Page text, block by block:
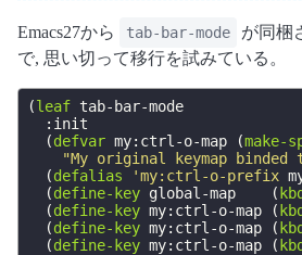
Emacs27から tab-bar-mode
が同梱
で, 思い切って移行を試みている。
(leaf tab-bar-mode
:init
(defvar my:ctrl-o-map (make-
"My original keymap binded
(defalias 'my:ctrl-o-prefix
(define-key global-map ( kbd
(define-key my:ctrl-o-map ( kbd
(define-key my:ctrl-o-map ( kbd
(define-key my:ctrl-o-map ( kbd